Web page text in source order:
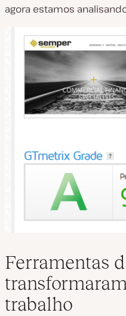
agora estamos
Ferramentas
trabalho